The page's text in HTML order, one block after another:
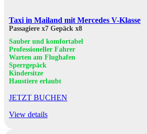
Taxi in Mailand mit Mercedes V-Klasse
Passagiere x7 Gepäck x8
Sauber und komfortabel
Professioneller Fahrer
Warten am Flughafen
Sperrgepäck
Kindersitze
Haustiere erlaubt
JETZT BUCHEN
View details